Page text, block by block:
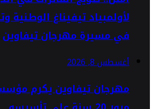
لأولمبياد تيفيناغ الوطنية
في مسيرة مهرجان تيفاوين
أغسطس 8, 2026
مهرجان تيفاوين يكرم